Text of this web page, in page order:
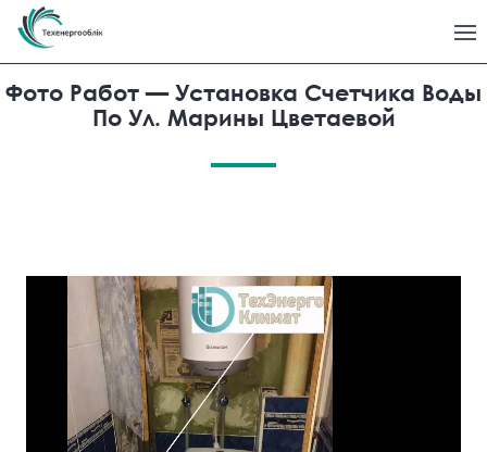
Фото Работ — Установка Счетчика Воды
По Ул. Марины Цветаевой